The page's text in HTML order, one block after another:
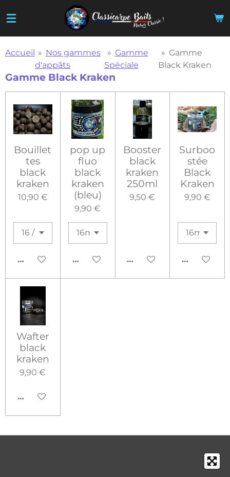
au
contenu
principal
Accueil » Nos gammes
d'appâts
» Gamme
Spéciale
» Gamme
Black Kraken
Gamme Black Kraken
Bouillet
tes
black
kraken
10,90 €
AJOUTER AU PANIER
pop up
fluo
black
kraken
(bleu)
9,90 €
AJOUTER AU PANIER
Booster
black
kraken
250ml
9,50 €
AJOUTER AU PANIER
Surboo
stée
Black
Kraken
9,90 €
AJOUTER
Wafter
black
kraken
9,90 €
AJOUTER AU PANIER